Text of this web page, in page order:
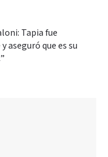
Tapia fue
aseguró que es su